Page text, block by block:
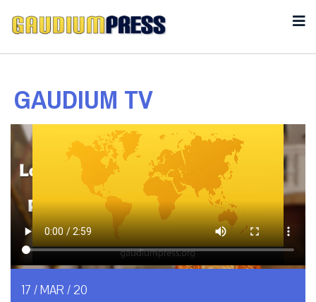
GAUDIUM TV
17 / MAR / 20